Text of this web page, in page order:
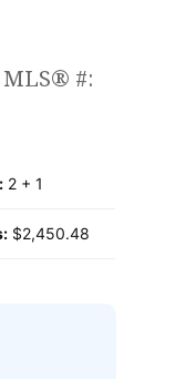
#:
2 + 1
$2,450.48